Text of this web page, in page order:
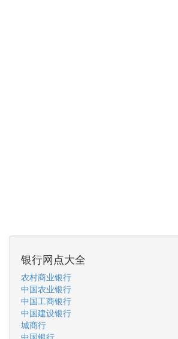
银行网点大全
农村商业银行
中国农业银行
中国工商银行
中国建设银行
城商行
中国银行